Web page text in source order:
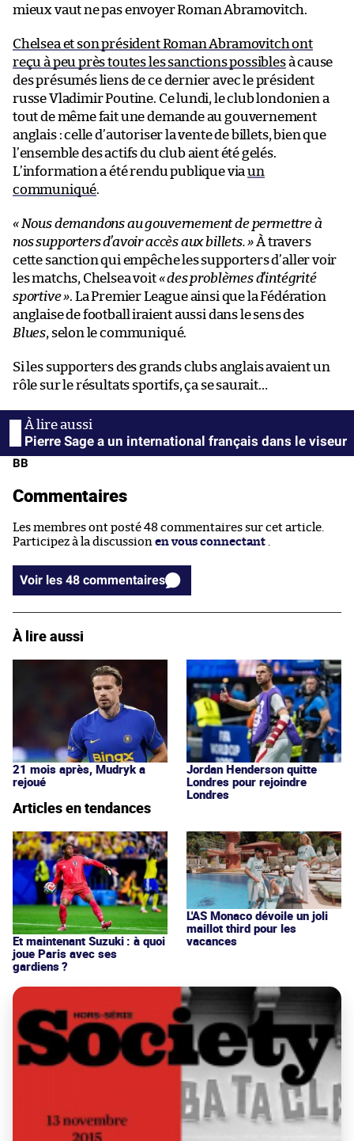
mieux vaut ne pas envoyer Roman Abramovitch.
Chelsea et son président Roman Abramovitch ont
reçu à peu près toutes les sanctions possiblesà cause
des présumés liens de ce dernier avec le président
russe Vladimir Poutine. Ce lundi, le club londonien a
tout de même fait une demande au gouvernement
anglais : celle d’autoriser la vente de billets, bien que
l’ensemble des actifs du club aient été gelés.
L’information a été rendu publique via un
communiqué.
« Nous demandons au gouvernement de permettre à
nos supporters d’avoir accès aux billets. »À travers
cette sanction qui empêche les supporters d’aller voir
les matchs, Chelsea voit« des problèmes d’intégrité
sportive ». La Premier League ainsi que la Fédération
anglaise de football iraient aussi dans le sens des
Blues, selon le communiqué.
Si les supporters des grands clubs anglais avaient un
rôle sur le résultats sportifs, ça se saurait…
Pierre Sage a un international français dans le viseur
BB
Commentaires
Les membres ont posté 48 commentaires sur cet article.
Participez à la discussion en vous connectant
Voir les 48 commentaires
À lire aussi
21 mois après, Mudryk a
rejoué
Jordan Henderson quitte
Londres pour rejoindre
Londres
Articles en tendances
Et maintenant Suzuki : à quoi
joue Paris avec ses
gardiens ?
L'AS Monaco dévoile un joli
maillot third pour les
vacances